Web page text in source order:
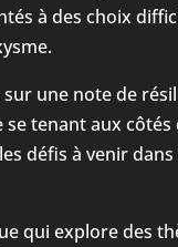
à des choix
une note de
se tenant aux
défis à venir
qui explore des